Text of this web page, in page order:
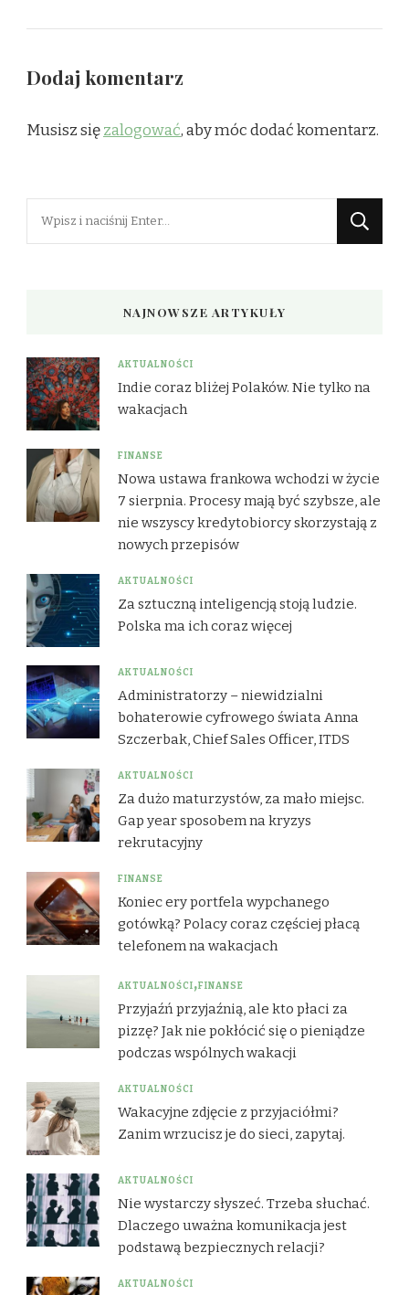
Dodaj komentarz
Musisz sięzalogować, aby móc dodać komentarz.
NAJNOWSZE ARTYKUŁY
AKTUALNOŚCI
Indie coraz bliżej Polaków. Nie tylko na
wakacjach
FINANSE
Nowa ustawa frankowa wchodzi w życie
7 sierpnia. Procesy mają być szybsze, ale
nie wszyscy kredytobiorcy skorzystają z
nowych przepisów
AKTUALNOŚCI
Za sztuczną inteligencją stoją ludzie.
Polska ma ich coraz więcej
AKTUALNOŚCI
Administratorzy – niewidzialni
bohaterowie cyfrowego świata Anna
Szczerbak, Chief Sales Officer, ITDS
AKTUALNOŚCI
Za dużo maturzystów, za mało miejsc.
Gap year sposobem na kryzys
rekrutacyjny
FINANSE
Koniec ery portfela wypchanego
gotówką? Polacy coraz częściej płacą
telefonem na wakacjach
AKTUALNOŚCI FINANSE
Przyjaźń przyjaźnią, ale kto płaci za
pizzę? Jak nie pokłócić się o pieniądze
podczas wspólnych wakacji
AKTUALNOŚCI
Wakacyjne zdjęcie z przyjaciółmi?
Zanim wrzucisz je do sieci, zapytaj.
AKTUALNOŚCI
Nie wystarczy słyszeć. Trzeba słuchać.
Dlaczego uważna komunikacja jest
podstawą bezpiecznych relacji?
AKTUALNOŚCI